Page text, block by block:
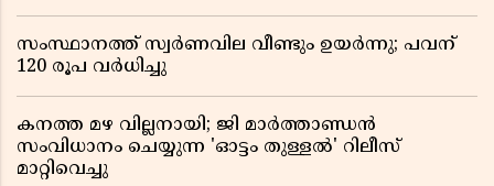
സംസ്ഥാനത്ത് സ്വര്‍ണവില വീണ്ടും ഉയർന്നു; പവന്
120 രൂപ വര്‍ധിച്ചു
കനത്ത മഴ വില്ലനായി; ജി മാർത്താണ്ഡൻ
സംവിധാനം ചെയ്യുന്ന 'ഓട്ടം തുള്ളൽ' റിലീസ്
മാറ്റിവെച്ചു